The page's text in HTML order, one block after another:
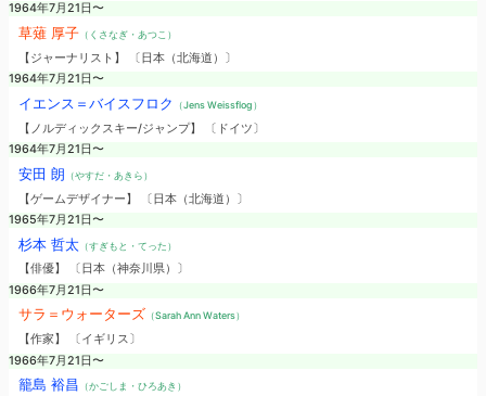
1964年7月21日〜
草薙 厚子（くさなぎ・あつこ）
【ジャーナリスト】 〔日本（北海道）〕
1964年7月21日〜
イエンス＝バイスフロク （Jens Weissflog）
【ノルディックスキー/ジャンプ】 〔ドイツ〕
1964年7月21日〜
安田 朗 （やすだ・あきら）
【ゲームデザイナー】 〔日本（北海道）〕
1965年7月21日〜
杉本 哲太（すぎもと・てった）
【俳優】 〔日本（神奈川県）〕
1966年7月21日〜
サラ＝ウォーターズ （Sarah Ann Waters）
【作家】 〔イギリス〕
1966年7月21日〜
籠島 裕昌 （かごしま・ひろあき）